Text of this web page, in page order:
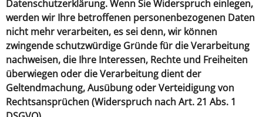
Datenschutzerklärung. Wenn Sie Widerspruch einlegen,
werden wir Ihre betroffenen personenbezogenen Daten
nicht mehr verarbeiten, es sei denn, wir können
zwingende schutzwürdige Gründe für die Verarbeitung
nachweisen, die Ihre Interessen, Rechte und Freiheiten
überwiegen oder die Verarbeitung dient der
Geltendmachung, Ausübung oder Verteidigung von
Rechtsansprüchen (Widerspruch nach Art. 21 Abs. 1